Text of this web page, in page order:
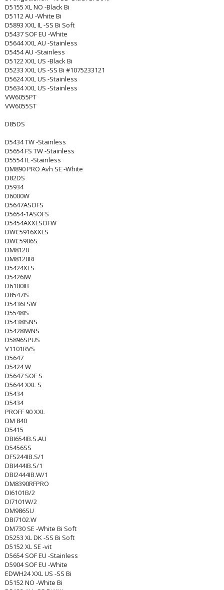
D5155 XL NO -Black Bi
D5112 AU -White Bi
D5893 XXL IL -SS Bi Soft
D5437 SOF EU -White
D5644 XXL AU -Stainless
D5454 AU -Stainless
D5122 XXL US -Black Bi
D5233 XXL US -SS Bi #1075233121
D5624 XXL US -Stainless
D5634 XXL US -Stainless
VW6055PT
VW6055ST
D85DS
D5434 TW -Stainless
D5654 FS TW -Stainless
D5554 IL -Stainless
DM890 PRO Avh SE -White
D82DS
D5934
D6000W
D5647ASOFS
D5654-1ASOFS
D5454AXXLSOFW
DWC5916XXLS
DWC5906S
DM8120
DM8120RF
D5424XLS
D5426IW
D6100IB
D8547IS
D5436FSW
D5548IS
D5438ISNS
D5428IWNS
D5896SPUS
V1101RVS
D5647
D5424 W
D5647 SOF S
D5644 XXL S
D5434
D5434
PROFF 90 XXL
DM 840
D5415
DBI654IB.S.AU
D5456SS
DFS244IB.S/1
DBI444IB.S/1
DBI2444IB.W/1
DM8390RFPRO
DI6101B/2
DI7101W/2
DM986SU
DBI7102.W
DM730 SE -White Bi Soft
D5253 XL DK -SS Bi Soft
D5152 XL SE -vit
D5654 SOF EU -Stainless
D5904 SOF EU -White
EDWH24 XXL US -SS Bi
D5152 NO -White Bi